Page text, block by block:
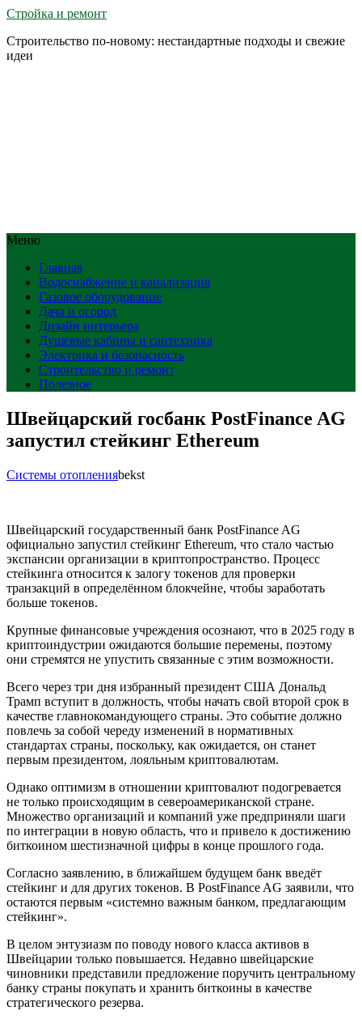
Стройка и ремонт
Строительство по-новому: нестандартные подходы и свежие
идеи
Меню
Главная
Водоснабжение и канализация
Газовое оборудование
Дача и огород
Дизайн интерьера
Душевые кабины и сантехника
Электрика и безопасность
Строительство и ремонт
Полезное
Швейцарский госбанк PostFinance AG
запустил стейкинг Ethereum
Системы отопленияbekst
Швейцарский государственный банк PostFinance AG
официально запустил стейкинг Ethereum, что стало частью
экспансии организации в криптопространство. Процесс
стейкинга относится к залогу токенов для проверки
транзакций в определённом блокчейне, чтобы заработать
больше токенов.
Крупные финансовые учреждения осознают, что в 2025 году в
криптоиндустрии ожидаются большие перемены, поэтому
они стремятся не упустить связанные с этим возможности.
Всего через три дня избранный президент США Дональд
Трамп вступит в должность, чтобы начать свой второй срок в
качестве главнокомандующего страны. Это событие должно
повлечь за собой череду изменений в нормативных
стандартах страны, поскольку, как ожидается, он станет
первым президентом, лояльным криптовалютам.
Однако оптимизм в отношении криптовалют подогревается
не только происходящим в североамериканской стране.
Множество организаций и компаний уже предприняли шаги
по интеграции в новую область, что и привело к достижению
биткоином шестизначной цифры в конце прошлого года.
Согласно заявлению, в ближайшем будущем банк введёт
стейкинг и для других токенов. В PostFinance AG заявили, что
остаются первым «системно важным банком, предлагающим
стейкинг».
В целом энтузиазм по поводу нового класса активов в
Швейцарии только повышается. Недавно швейцарские
чиновники представили предложение поручить центральному
банку страны покупать и хранить биткоины в качестве
стратегического резерва.